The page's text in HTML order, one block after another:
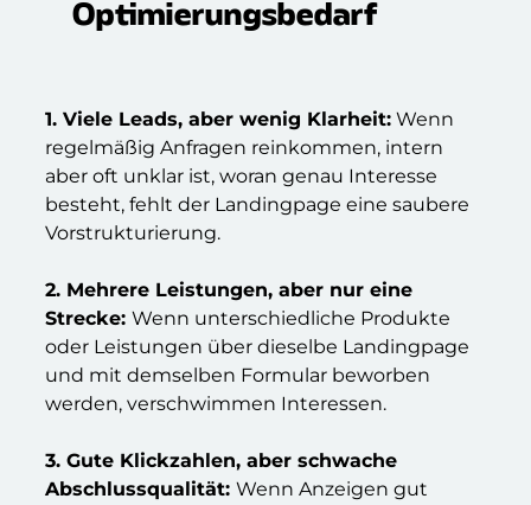
Optimierungsbedarf
1. Viele Leads, aber wenig Klarheit: Wenn
regelmäßig Anfragen reinkommen, intern
aber oft unklar ist, woran genau Interesse
besteht, fehlt der Landingpage eine saubere
Vorstrukturierung.
2. Mehrere Leistungen, aber nur eine
Strecke: Wenn unterschiedliche Produkte
oder Leistungen über dieselbe Landingpage
und mit demselben Formular beworben
werden, verschwimmen Interessen.
3. Gute Klickzahlen, aber schwache
Abschlussqualität: Wenn Anzeigen gut